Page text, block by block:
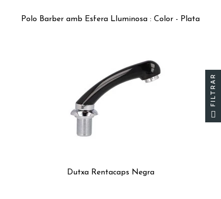
Polo Barber amb Esfera Lluminosa : Color - Plata
Dutxa Rentacaps Negra
FILTRAR